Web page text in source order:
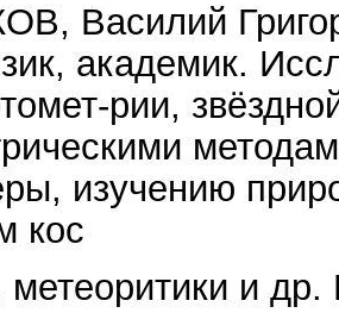
Василий
академик.
рии,
изучению
кос
метеоритики и